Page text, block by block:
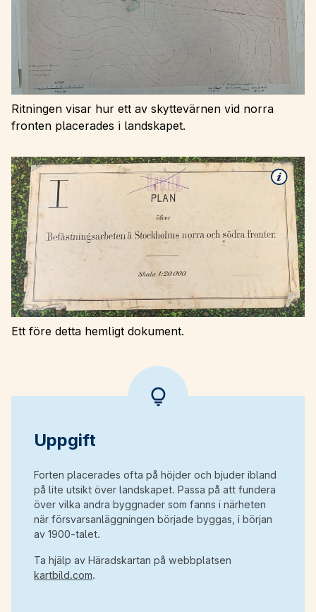
Ritningen visar hur ett av skyttevärnen vid norra
fronten placerades i landskapet.
Ett före detta hemligt dokument.
Uppgift
Forten placerades ofta på höjder och bjuder ibland
på lite utsikt över landskapet. Passa på att fundera
över vilka andra byggnader som fanns i närheten
när försvarsanläggningen började byggas, i början
av 1900-talet.
Ta hjälp av Häradskartan på webbplatsen
kartbild.com.